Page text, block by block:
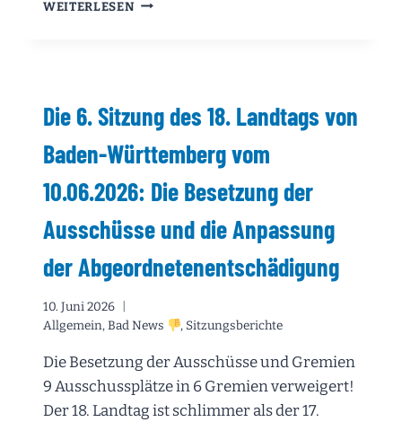
WEITERLESEN
IM
OBERRHEINRAT
BEKOMMEN!
WIR
EUROPÄISCHEN
AUSSCHUSSKOLLEGEN
GESCHRIEBEN
Die 6. Sitzung des 18. Landtags von
Baden-Württemberg vom
10.06.2026: Die Besetzung der
Ausschüsse und die Anpassung
der Abgeordnetenentschädigung
10. Juni 2026
Allgemein,Bad News , Sitzungsberichte
Die Besetzung der Ausschüsse und Gremien
9 Ausschussplätze in 6 Gremien verweigert!
Der 18. Landtag ist schlimmer als der 17.